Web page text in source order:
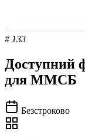
# 133
Доступний
для ММСБ
Безстроково